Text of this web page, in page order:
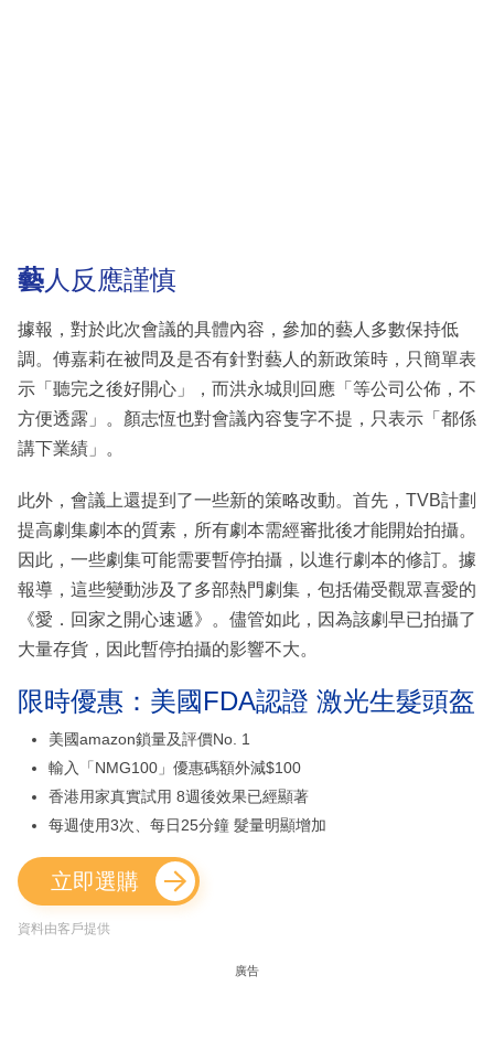
藝人反應謹慎
據報，對於此次會議的具體內容，參加的藝人多數保持低
調。傅嘉莉在被問及是否有針對藝人的新政策時，只簡單表
示「聽完之後好開心」，而洪永城則回應「等公司公佈，不
方便透露」。顏志恆也對會議內容隻字不提，只表示「都係
講下業績」。
此外，會議上還提到了一些新的策略改動。首先，TVB計劃
提高劇集劇本的質素，所有劇本需經審批後才能開始拍攝。
因此，一些劇集可能需要暫停拍攝，以進行劇本的修訂。據
報導，這些變動涉及了多部熱門劇集，包括備受觀眾喜愛的
《愛．回家之開心速遞》。儘管如此，因為該劇早已拍攝了
大量存貨，因此暫停拍攝的影響不大。
限時優惠：美國FDA認證 激光生髮頭盔
美國amazon鎖量及評價No. 1
輸入「NMG100」優惠碼額外減$100
香港用家真實試用 8週後效果已經顯著
每週使用3次、每日25分鐘 髮量明顯增加
立即選購
資料由客戶提供
廣告